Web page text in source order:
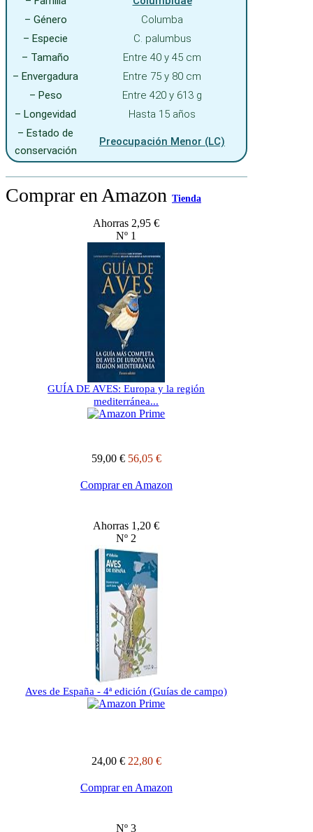
– Género
Columba
– Especie
C. palumbus
– Tamaño
Entre 40 y 45 cm
– Envergadura
Entre 75 y 80 cm
– Peso
Entre 420 y 613 g
– Longevidad
Hasta 15 años
– Estado de
conservación
Preocupación Menor (LC)
Comprar en Amazon Tienda
Ahorras 2,95 €
Nº 1
GUÍA DE AVES: Europa y la región
mediterránea...
59,00 € 56,05 €
Comprar en Amazon
Ahorras 1,20 €
Nº 2
Aves de España - 4ª edición (Guías de campo)
24,00 € 22,80 €
Comprar en Amazon
Nº 3